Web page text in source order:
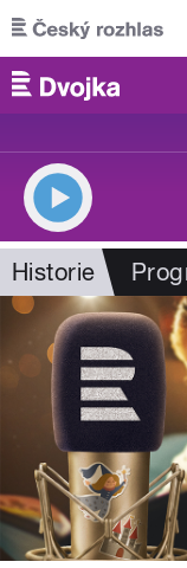
Přejít k hlavnímu
Historie